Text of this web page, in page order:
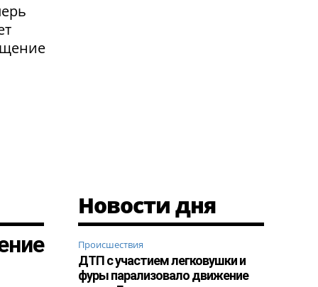
Новости дня
Происшествия
ДТП с участием легковушки и
фуры парализовало движение